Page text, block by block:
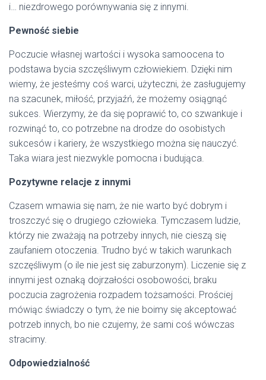
i… niezdrowego porównywania się z innymi.
Pewność siebie
Poczucie własnej wartości i wysoka samoocena to
podstawa bycia szczęśliwym człowiekiem. Dzięki nim
wiemy, że jesteśmy coś warci, użyteczni, że zasługujemy
na szacunek, miłość, przyjaźń, że możemy osiągnąć
sukces. Wierzymy, że da się poprawić to, co szwankuje i
rozwinąć to, co potrzebne na drodze do osobistych
sukcesów i kariery, że wszystkiego można się nauczyć.
Taka wiara jest niezwykle pomocna i budująca.
Pozytywne relacje z innymi
Czasem wmawia się nam, że nie warto być dobrym i
troszczyć się o drugiego człowieka. Tymczasem ludzie,
którzy nie zważają na potrzeby innych, nie cieszą się
zaufaniem otoczenia. Trudno być w takich warunkach
szczęśliwym (o ile nie jest się zaburzonym). Liczenie się z
innymi jest oznaką dojrzałości osobowości, braku
poczucia zagrożenia rozpadem tożsamości. Prościej
mówiąc świadczy o tym, że nie boimy się akceptować
potrzeb innych, bo nie czujemy, że sami coś wówczas
stracimy.
Odpowiedzialność